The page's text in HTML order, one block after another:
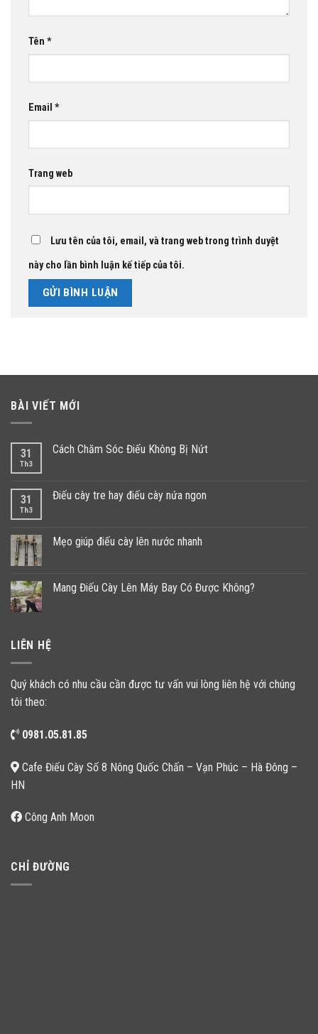
Tên *
Email *
Trang web
Lưu tên của tôi, email, và trang web trong trình duyệt
này cho lần bình luận kế tiếp của tôi.
BÀI VIẾT MỚI
31
Th3
Cách Chăm Sóc Điếu Không Bị Nứt
31
Th3
Điếu cày tre hay điếu cày nứa ngon
Mẹo giúp điếu cày lên nước nhanh
Mang Điếu Cày Lên Máy Bay Có Được Không?
LIÊN HỆ
Quý khách có nhu cầu cần được tư vấn vui lòng liên hệ với chúng
tôi theo:
0981.05.81.85
Cafe Điếu Cày Số 8 Nông Quốc Chấn – Vạn Phúc – Hà Đông –
HN
Công Anh Moon
CHỈ ĐƯỜNG